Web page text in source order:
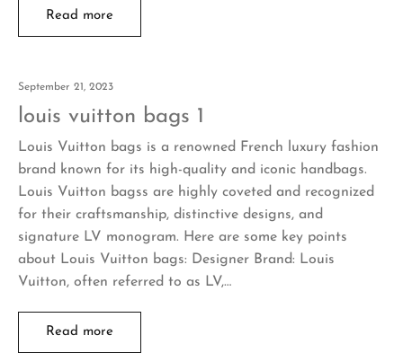
Read more
September 21, 2023
louis vuitton bags 1
Louis Vuitton bags is a renowned French luxury fashion
brand known for its high-quality and iconic handbags.
Louis Vuitton bagss are highly coveted and recognized
for their craftsmanship, distinctive designs, and
signature LV monogram. Here are some key points
about Louis Vuitton bags: Designer Brand: Louis
Vuitton, often referred to as LV,…
Read more